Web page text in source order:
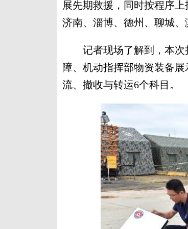
展先期救援，同时按程序
济南、淄博、德州、聊城、
记者现场了解到，本次
障、机动指挥部物资装备
流、撤收与转运6个科目。